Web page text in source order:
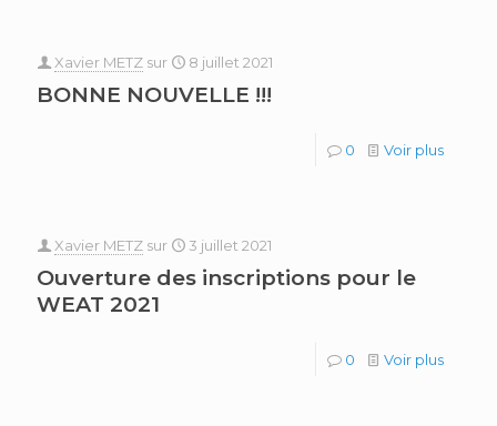
Xavier METZ sur 8 juillet 2021
BONNE NOUVELLE !!!
0 Voir plus
Xavier METZ sur 3 juillet 2021
Ouverture des inscriptions pour le
WEAT 2021
0 Voir plus